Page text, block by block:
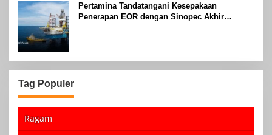
Pertamina Tandatangani Kesepakaan
Penerapan EOR dengan Sinopec Akhir
Tag Populer
Ragam